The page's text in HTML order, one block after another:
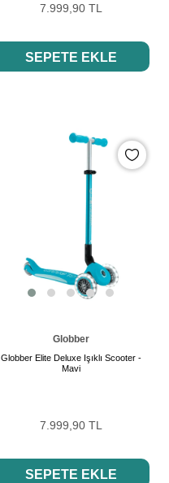
7.999,90 TL
SEPETE EKLE
Globber
Globber Elite Deluxe Işıklı Scooter -
Mavi
7.999,90 TL
SEPETE EKLE